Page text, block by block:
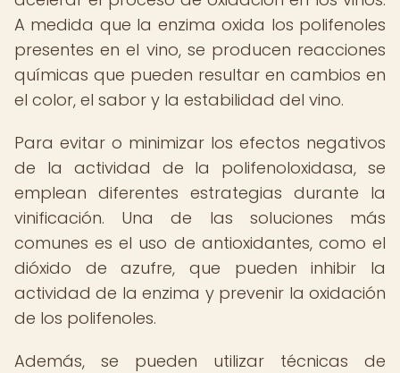
A medida que la enzima oxida los polifenoles
presentes en el vino, se producen reacciones
químicas que pueden resultar en cambios en
el color, el sabor y la estabilidad del vino.
Para evitar o minimizar los efectos negativos
de la actividad de la polifenoloxidasa, se
emplean diferentes estrategias durante la
vinificación. Una de las soluciones más
comunes es el uso de antioxidantes, como el
dióxido de azufre, que pueden inhibir la
actividad de la enzima y prevenir la oxidación
de los polifenoles.
Además, se pueden utilizar técnicas de